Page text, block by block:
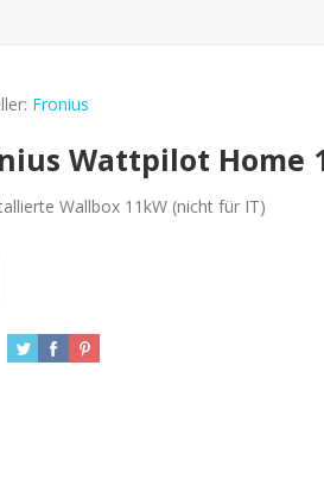
Fronius
Wattpilot Home
Wallbox 11kW (nicht für IT)